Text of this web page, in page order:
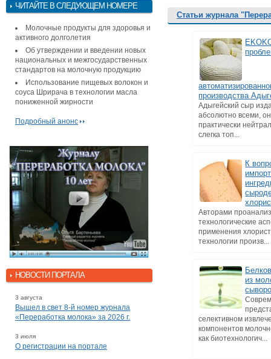
ЧИТАЙТЕ В СЛЕДУЮЩЕМ НОМЕРЕ
Молочные продукты для здоровья и
активного долголетия
Об утверждении и введении новых
национальных и межгосударственных
стандартов на молочную продукцию
Использование пищевых волокон и
соуса Шрирача в технологии масла
пониженной жирности
Подробный анонс
НОВОСТИ ПОРТАЛА
3 августа
Вышел в свет 8-й номер журнала
«Переработка молока» за 2026 г.
3 июля
О регистрации на портале
Статьи журнала
производства
Адыгейский сыр
абсолютно всеми,
практически
слегка топ...
К
Авторами
технологические
применения
технологии произв...
из
селективном
компонентов
как биотехнологич...